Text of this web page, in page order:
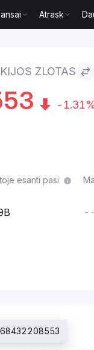
Atrask
ZLOTAS
-
esanti pasi
--